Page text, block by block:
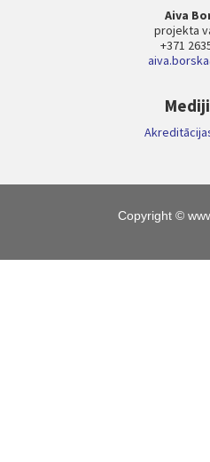
Aiva
projekta
+371
Copyright ©